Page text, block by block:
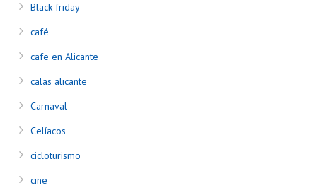
Black friday
café
cafe en Alicante
calas alicante
Carnaval
Celíacos
cicloturismo
cine